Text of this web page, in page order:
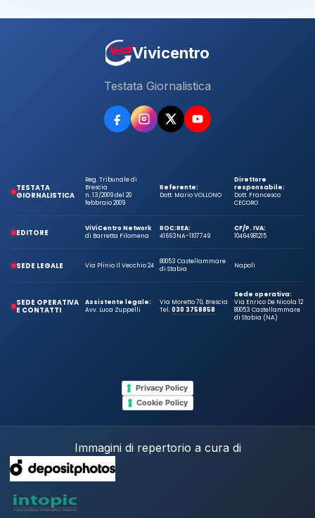
Vivicentro
Testata Giornalistica
TESTATA
GIORNALISTICA
Reg. Tribunale di
Brescia
n. 13/2009 del 20
febbraio 2009
Referente:
Dott. Mario VOLLONO
Direttore
responsabile:
Dott. Francesco
CECORO
EDITORE
ViViCentro Network
di Barretta Filomena
ROC:
41663
REA:
NA-1107749
CF/P. IVA:
10464981215
SEDE LEGALE Via Plinio Il Vecchio 24
80053 Castellammare
di Stabia
Napoli
SEDE OPERATIVA
E CONTATTI
Assistente legale:
Avv. Luca Zuppelli
Via Moretto 70, Brescia
Tel.030 3758858
Sede operativa:
Via Enrico De Nicola 12
80053 Castellammare
di Stabia (NA)
Privacy Policy
Cookie Policy
Immagini di repertorio a cura di